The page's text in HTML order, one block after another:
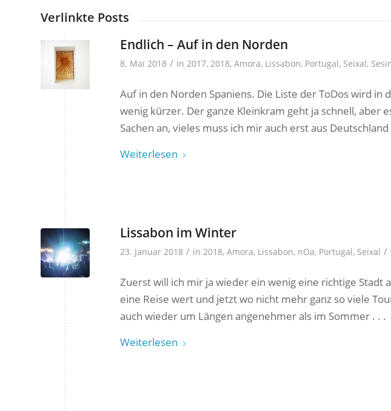
Verlinkte Posts
Endlich – Auf in den Norden
8. Mai 2018 / in 2017, 2018, Amora, Lissabon, Portugal, Seixal,
Auf in den Norden Spaniens. Die Liste der ToDos wird in
wenig kürzer. Der ganze Kleinkram geht ja schnell, aber
Sachen an, vieles muss ich mir auch erst aus
Weiterlesen
Lissabon im Winter
23. Januar 2018 / in 2018, Amora, Lissabon, nOa, Portugal, Seixal /
Zuerst will ich mir ja wieder ein wenig eine richtige Stadt
eine Reise wert und jetzt wo nicht mehr ganz so viele
auch wieder um Längen angenehmer als im Sommer . . .
Weiterlesen